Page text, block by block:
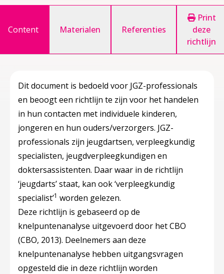
Content Materialen Referenties
Print
deze
richtlijn
Dit document is bedoeld voor JGZ-professionals
en beoogt een richtlijn te zijn voor het handelen
in hun contacten met individuele kinderen,
jongeren en hun ouders/verzorgers. JGZ-
professionals zijn jeugdartsen, verpleegkundig
specialisten, jeugdverpleegkundigen en
doktersassistenten. Daar waar in de richtlijn
‘jeugdarts’ staat, kan ook ‘verpleegkundig
specialist’1 worden gelezen.
Deze richtlijn is gebaseerd op de
knelpuntenanalyse uitgevoerd door het CBO
(CBO, 2013). Deelnemers aan deze
knelpuntenanalyse hebben uitgangsvragen
opgesteld die in deze richtlijn worden